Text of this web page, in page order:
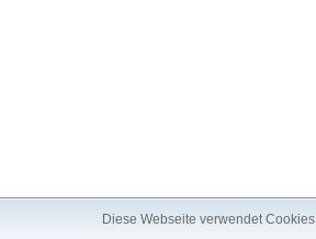
Diese Webseite verwendet Cookies